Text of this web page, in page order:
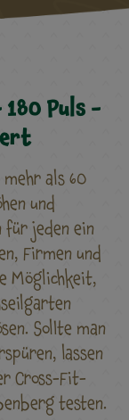
Puls -
als 60
und
jeden ein
Firmen und
Möglichkeit,
Sollte man
lassen
Cross-Fit-
testen.